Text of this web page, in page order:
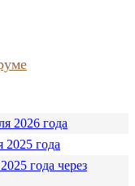
2026 года
года
года через